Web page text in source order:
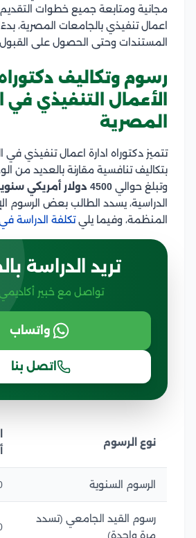
مجانية ومتابعة جميع خطوات التقديم
اعمال تنفيذي بالجامعات المصرية،
المستندات وحتى الحصول على القبول
رسوم وتكاليف دكتوراه
الأعمال التنفيذي في
المصرية
تتميز دكتوراه ادارة اعمال تنفيذي في
بتكاليف تنافسية مقارنة بالعديد من
وتبلغ حوالي 4500 دولار أمريكي سنويا،
الدراسية، يسدد الطالب بعض الرسوم
المنظمة، وفيما يليتكلفة الدراسة
تريد الدراسة
تواصل مع خبير
واتساب
اتصل بنا
نوع الرسوم
الرسوم السنوية
رسوم القيد الجامعي (تسدد
مرة واحدة)